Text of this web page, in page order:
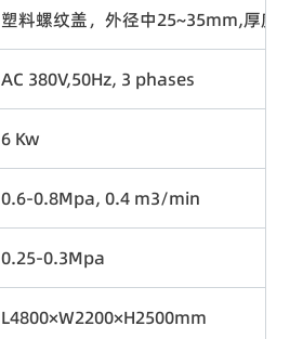
塑料螺纹盖，外径中25~35mm,厚度
AC 380V,50Hz, 3 phases
6 Kw
0.6-0.8Mpa, 0.4 m3/min
0.25-0.3Mpa
L4800×W2200×H2500mm